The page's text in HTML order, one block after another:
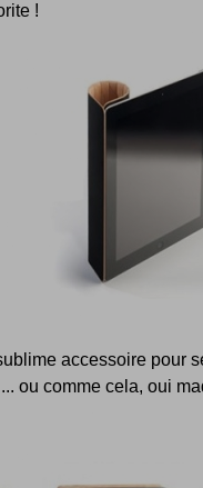
!
accessoire pour
ou comme cela, oui